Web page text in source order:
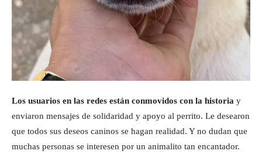
Los usuarios en las redes están conmovidos con la historia y
enviaron mensajes de solidaridad y apoyo al perrito. Le desearon
que todos sus deseos caninos se hagan realidad. Y no dudan que
muchas personas se interesen por un animalito tan encantador.